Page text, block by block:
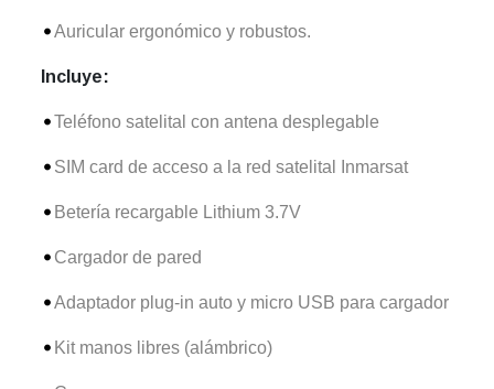
Auricular ergonómico y robustos.
Incluye:
Teléfono satelital con antena desplegable
SIM card de acceso a la red satelital Inmarsat
Betería recargable Lithium 3.7V
Cargador de pared
Adaptador plug-in auto y micro USB para cargador
Kit manos libres (alámbrico)